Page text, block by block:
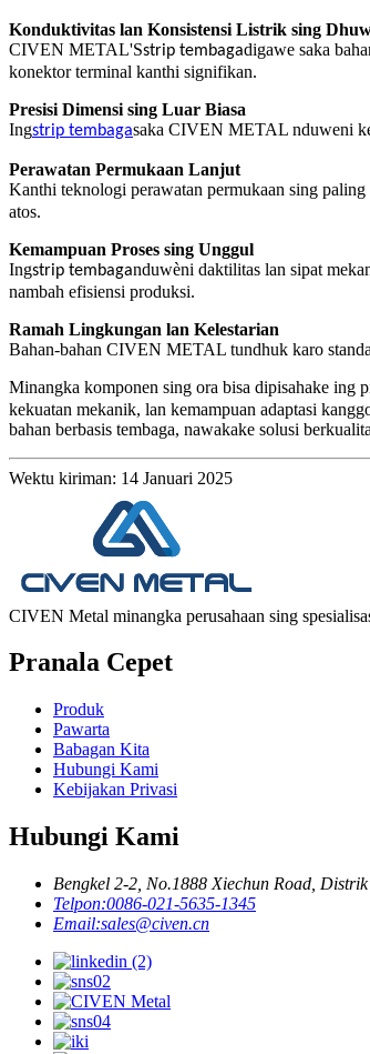
Konduktivitas lan Konsistensi Listrik sing
CIVEN METAL'Sstrip tembagadigawe saka
konektor terminal kanthi signifikan.
Presisi Dimensi sing Luar Biasa
Ingstrip tembagasaka CIVEN METAL nduweni
Perawatan Permukaan Lanjut
Kanthi teknologi perawatan permukaan sing
atos.
Kemampuan Proses sing Unggul
Ingstrip tembaganduwèni daktilitas lan sipat
nambah efisiensi produksi.
Ramah Lingkungan lan Kelestarian
Bahan-bahan CIVEN METAL tundhuk karo
Minangka komponen sing ora bisa dipisahake
kekuatan mekanik, lan kemampuan adaptasi
bahan berbasis tembaga, nawakake solusi
Wektu kiriman: 14 Januari 2025
CIVEN Metal minangka perusahaan sing
Pranala Cepet
Produk
Pawarta
Babagan Kita
Hubungi Kami
Kebijakan Privasi
Hubungi Kami
Bengkel 2-2, No.1888 Xiechun Road,
Telpon:0086-021-5635-1345
Email:sales@civen.cn